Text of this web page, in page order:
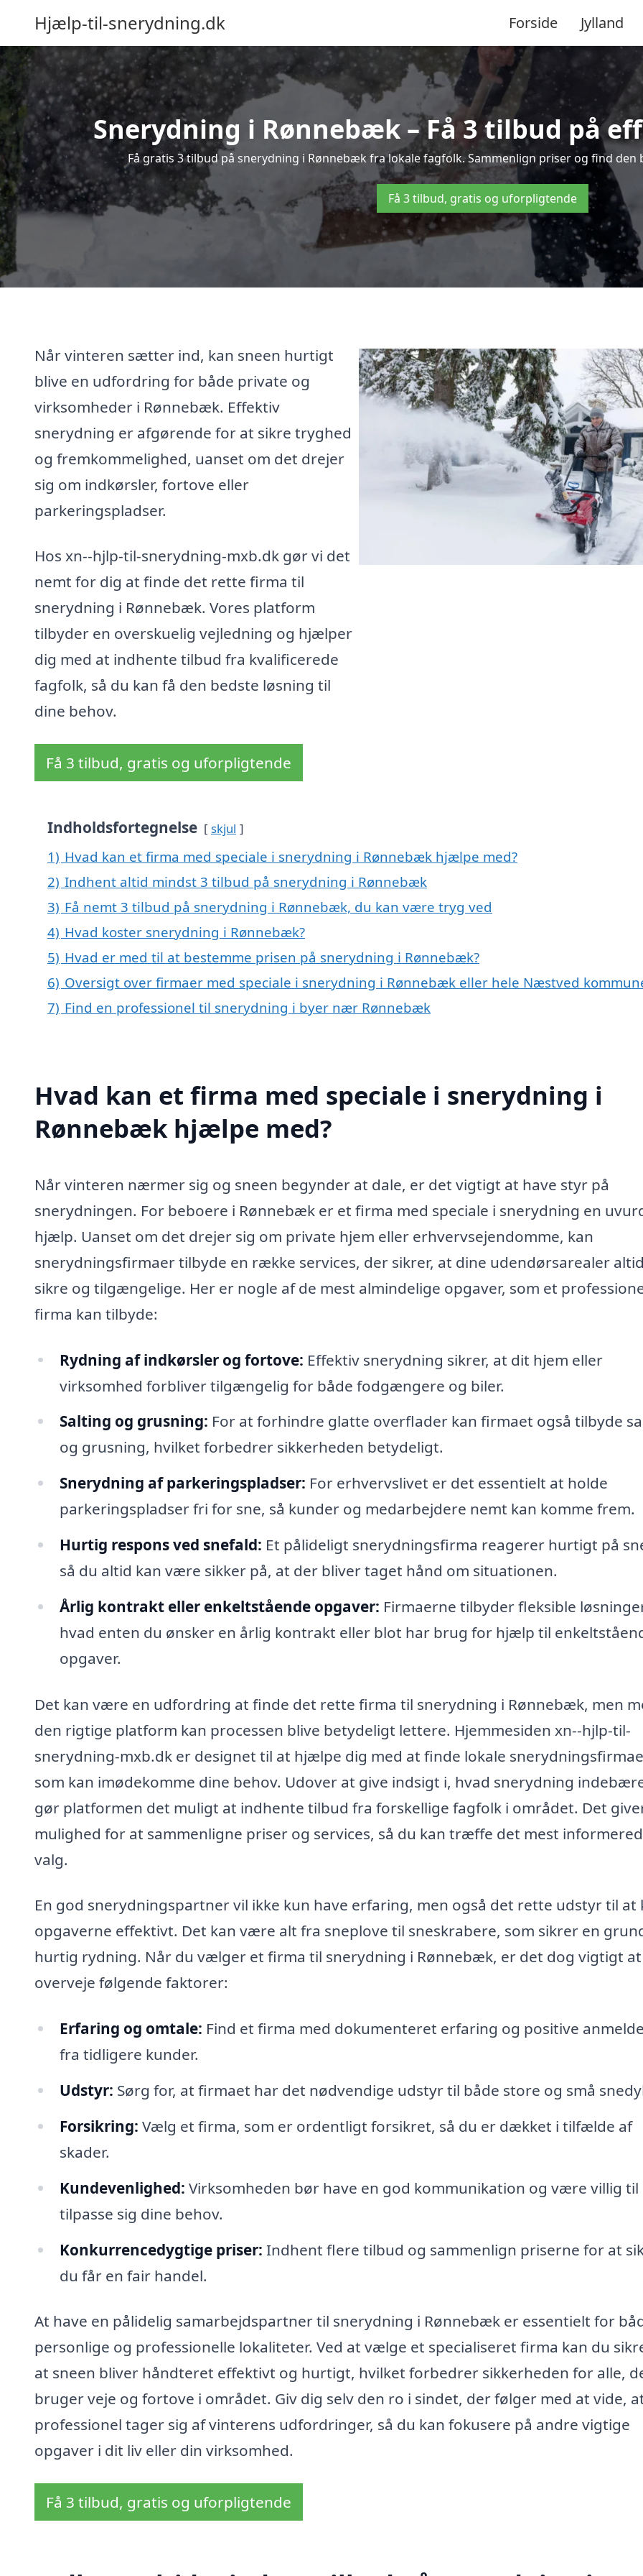
Hjælp-til-snerydning.dk Forside Jylland
Snerydning i Rønnebæk – Få 3 tilbud på
Få gratis 3 tilbud på snerydning i Rønnebæk fra lokale fagfolk. Sammenlign priser og find den
Få 3 tilbud, gratis og uforpligtende
Når vinteren sætter ind, kan sneen hurtigt
blive en udfordring for både private og
virksomheder i Rønnebæk. Effektiv
snerydning er afgørende for at sikre tryghed
og fremkommelighed, uanset om det drejer
sig om indkørsler, fortove eller
parkeringspladser.
Hos xn--hjlp-til-snerydning-mxb.dk gør vi det
nemt for dig at finde det rette firma til
snerydning i Rønnebæk. Vores platform
tilbyder en overskuelig vejledning og hjælper
dig med at indhente tilbud fra kvalificerede
fagfolk, så du kan få den bedste løsning til
dine behov.
Få 3 tilbud, gratis og uforpligtende
Indholdsfortegnelse skjul
1) Hvad kan et firma med speciale i snerydning i Rønnebæk hjælpe med?
2) Indhent altid mindst 3 tilbud på snerydning i Rønnebæk
3) Få nemt 3 tilbud på snerydning i Rønnebæk, du kan være tryg ved
4) Hvad koster snerydning i Rønnebæk?
5) Hvad er med til at bestemme prisen på snerydning i Rønnebæk?
6) Oversigt over firmaer med speciale i snerydning i Rønnebæk eller hele Næstved
7) Find en professionel til snerydning i byer nær Rønnebæk
Hvad kan et firma med speciale i snerydning i
Rønnebæk hjælpe med?
Når vinteren nærmer sig og sneen begynder at dale, er det vigtigt at have styr på
snerydningen. For beboere i Rønnebæk er et firma med speciale i snerydning en
hjælp. Uanset om det drejer sig om private hjem eller erhvervsejendomme, kan
snerydningsfirmaer tilbyde en række services, der sikrer, at dine udendørsarealer
sikre og tilgængelige. Her er nogle af de mest almindelige opgaver, som et
firma kan tilbyde:
Rydning af indkørsler og fortove: Effektiv snerydning sikrer, at dit hjem eller
virksomhed forbliver tilgængelig for både fodgængere og biler.
Salting og grusning: For at forhindre glatte overflader kan firmaet også tilbyde
og grusning, hvilket forbedrer sikkerheden betydeligt.
Snerydning af parkeringspladser: For erhvervslivet er det essentielt at holde
parkeringspladser fri for sne, så kunder og medarbejdere nemt kan komme frem.
Hurtig respons ved snefald: Et pålideligt snerydningsfirma reagerer hurtigt på
så du altid kan være sikker på, at der bliver taget hånd om situationen.
Årlig kontrakt eller enkeltstående opgaver: Firmaerne tilbyder fleksible
hvad enten du ønsker en årlig kontrakt eller blot har brug for hjælp til
opgaver.
Det kan være en udfordring at finde det rette firma til snerydning i Rønnebæk, men
den rigtige platform kan processen blive betydeligt lettere. Hjemmesiden xn--hjlp-til-
snerydning-mxb.dk er designet til at hjælpe dig med at finde lokale
som kan imødekomme dine behov. Udover at give indsigt i, hvad snerydning
gør platformen det muligt at indhente tilbud fra forskellige fagfolk i området. Det
mulighed for at sammenligne priser og services, så du kan træffe det mest
valg.
En god snerydningspartner vil ikke kun have erfaring, men også det rette udstyr til at
opgaverne effektivt. Det kan være alt fra sneplove til sneskrabere, som sikrer en
hurtig rydning. Når du vælger et firma til snerydning i Rønnebæk, er det dog vigtigt at
overveje følgende faktorer:
Erfaring og omtale: Find et firma med dokumenteret erfaring og positive
fra tidligere kunder.
Udstyr: Sørg for, at firmaet har det nødvendige udstyr til både store og små
Forsikring: Vælg et firma, som er ordentligt forsikret, så du er dækket i tilfælde af
skader.
Kundevenlighed: Virksomheden bør have en god kommunikation og være villig til
tilpasse sig dine behov.
Konkurrencedygtige priser: Indhent flere tilbud og sammenlign priserne for at
du får en fair handel.
At have en pålidelig samarbejdspartner til snerydning i Rønnebæk er essentielt for
personlige og professionelle lokaliteter. Ved at vælge et specialiseret firma kan du
at sneen bliver håndteret effektivt og hurtigt, hvilket forbedrer sikkerheden for alle,
bruger veje og fortove i området. Giv dig selv den ro i sindet, der følger med at vide,
professionel tager sig af vinterens udfordringer, så du kan fokusere på andre vigtige
opgaver i dit liv eller din virksomhed.
Få 3 tilbud, gratis og uforpligtende